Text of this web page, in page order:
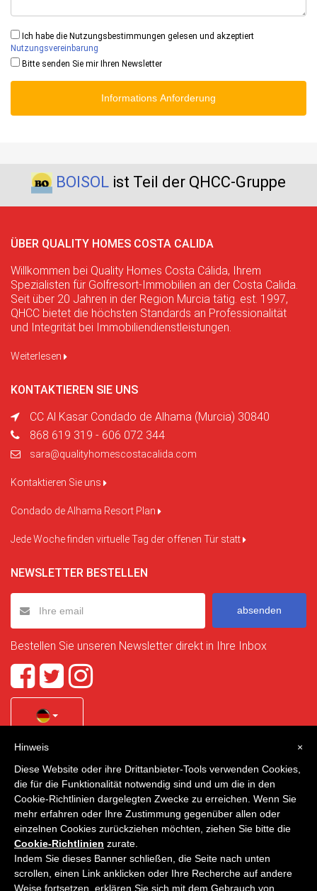
Ich habe die Nutzungsbestimmungen gelesen und akzeptiert
Nutzungsvereinbarung
Bitte senden Sie mir Ihren Newsletter
Informations Anforderung
BOISOL ist Teil der QHCC-Gruppe
ÜBER QUALITY HOMES COSTA CALIDA
Willkommen bei Quality Homes Costa Cálida, Ihrem
Spezialisten für Golfresort-Immobilien an der Costa Calida.
Seit über 20 Jahren in der Region Murcia tätig. est. 1997,
QHCC bietet die höchsten Standards an Professionalität
und Integrität bei Immobiliendienstleistungen.
Weiterlesen
KONTAKTIEREN SIE UNS
CC Al Kasar Condado de Alhama (Murcia) 30840
868 619 319 - 606 072 344
sara@qualityhomescostacalida.com
Kontaktieren Sie uns
Condado de Alhama Resort Plan
Jede Woche finden virtuelle Tag der offenen Tür statt
NEWSLETTER BESTELLEN
absenden
Bestellen Sie unseren Newsletter direkt in Ihre Inbox
Quality Homes Costa Calida is a registered trademark of
La Manga Holiday Home SL duly registered with CIF / tax
no. B-30750053 and address: Bella Luz 07-05, 30389 La
Manga Club, Cartagena, Murcia, Spain.
Quality Homes Costa Cálida - Alle Rechte vorbehalten
Datenschutz Kontakt
×
Hinweis
Diese Website oder ihre Drittanbieter-Tools verwenden Cookies,
die für die Funktionalität notwendig sind und um die in den
Cookie-Richtlinien dargelegten Zwecke zu erreichen. Wenn Sie
mehr erfahren oder Ihre Zustimmung gegenüber allen oder
einzelnen Cookies zurückziehen möchten, ziehen Sie bitte die
Cookie-Richtlinien zurate.
Indem Sie dieses Banner schließen, die Seite nach unten
scrollen, einen Link anklicken oder Ihre Recherche auf andere
Weise fortsetzen, erklären Sie sich mit dem Gebrauch von